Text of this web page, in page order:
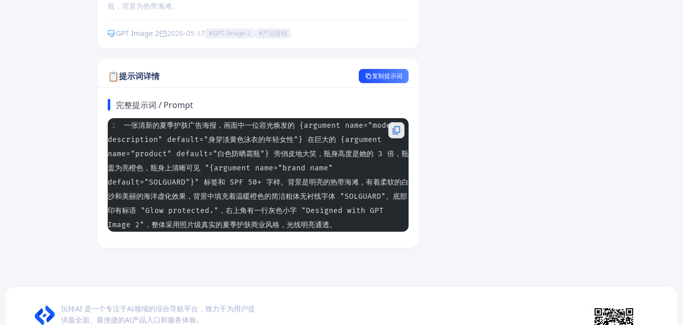
瓶，背景为热带海滩。
GPT Image 2 2026-05-17 #GPT-Image-2 #产品营销
📋提示词详情 复制提示词
完整提示词 / Prompt
一张清新的夏季护肤广告海报，画面中一位容光焕发的 {argument name="model
description" default="身穿淡黄色泳衣的年轻女性"} 在巨大的 {argument
name="product" default="白色防晒霜瓶"} 旁俏皮地大笑，瓶身高度是她的 3 倍，瓶
盖为亮橙色，瓶身上清晰可见 "{argument name="brand name"
default="SOLGUARD"}" 标签和 SPF 50+ 字样。背景是明亮的热带海滩，有着柔软的白
沙和美丽的海洋虚化效果，背景中填充着温暖橙色的简洁粗体无衬线字体 "SOLGUARD"。底部
印有标语 "Glow protected."，右上角有一行灰色小字 "Designed with GPT
Image 2"，整体采用照片级真实的夏季护肤商业风格，光线明亮通透。
玩转AI 是一个专注于AI领域的综合导航平台，致力于为用户提
供最全面、最便捷的AI产品入口和服务体验。